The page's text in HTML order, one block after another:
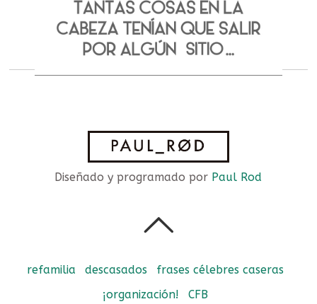
Diseñado y programado por Paul Rod
refamilia descasados
frases célebres caseras
¡organización!
CFB